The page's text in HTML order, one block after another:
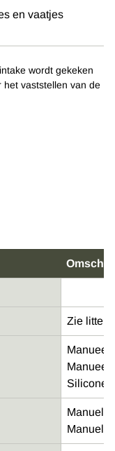
en vaatjes
wordt gekeken
vaststellen van de
Zie
Manueel
Manueel
Manuele
Manuele